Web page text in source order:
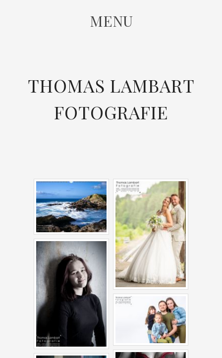
MENU
TO
CONTENT
THOMAS LAMBART
FOTOGRAFIE